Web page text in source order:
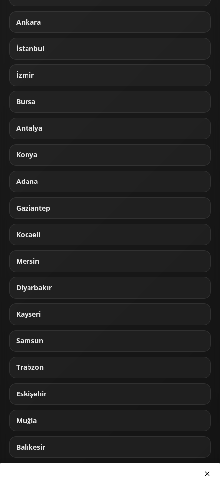
Ankara
İstanbul
İzmir
Bursa
Antalya
Konya
Adana
Gaziantep
Kocaeli
Mersin
Diyarbakır
Kayseri
Samsun
Trabzon
Eskişehir
Muğla
Balıkesir